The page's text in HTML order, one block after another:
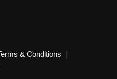
& Conditions